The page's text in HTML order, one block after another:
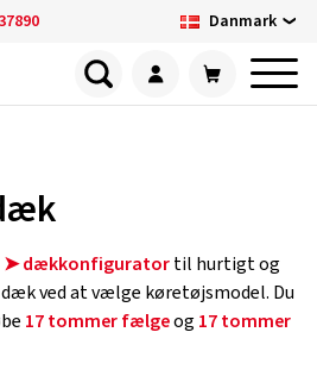
Danmark
➤ dækkonfiguratortil hurtigt og
ved at vælge køretøjsmodel. Du
17 tommer fælgeog 17 tommer